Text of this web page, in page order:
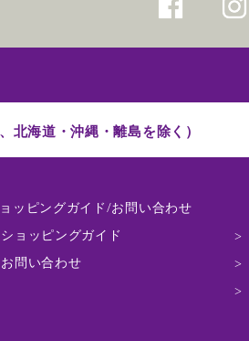
北海道・沖縄・離島を除く）
ッピングガイド/お問い合わせ
ショッピングガイド
お問い合わせ